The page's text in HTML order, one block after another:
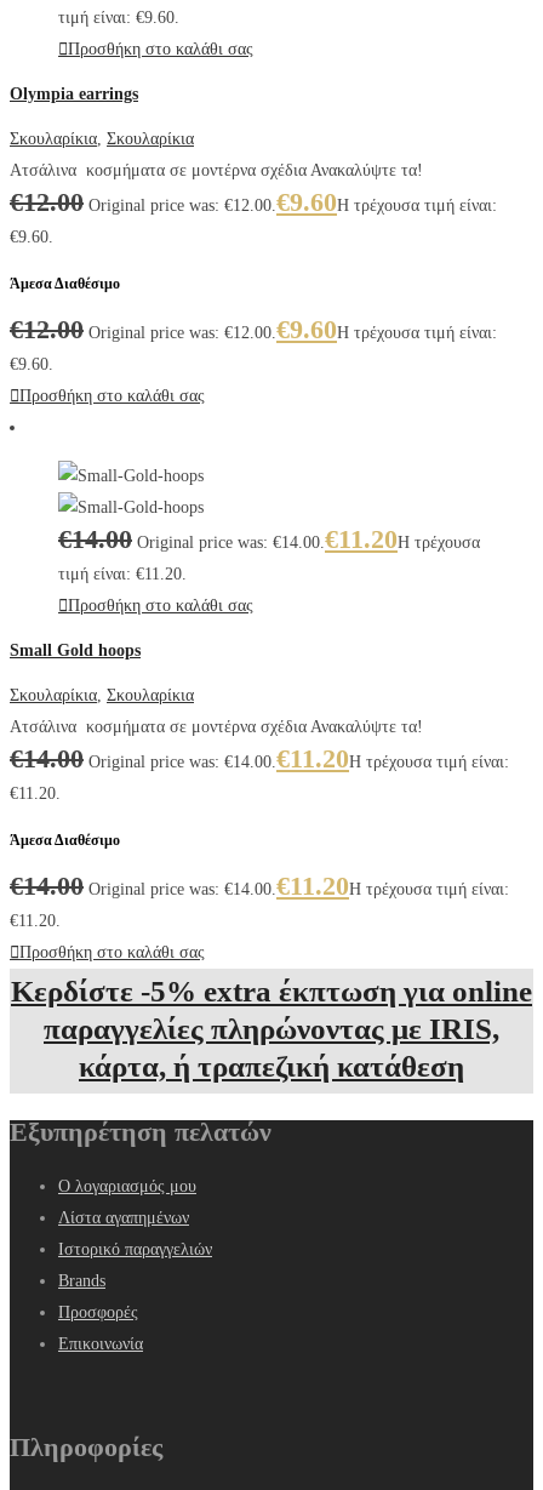
τιμή είναι: €9.60.
Προσθήκη στο καλάθι σας
Olympia earrings
Σκουλαρίκια, Σκουλαρίκια
Ατσάλινα κοσμήματα σε μοντέρνα σχέδια Ανακαλύψτε τα!
€12.00 Original price was: €12.00.€9.60Η τρέχουσα τιμή είναι:
€9.60.
Άμεσα Διαθέσιμο
€12.00 Original price was: €12.00.€9.60Η τρέχουσα τιμή είναι:
€9.60.
Προσθήκη στο καλάθι σας
€14.00 Original price was: €14.00.€11.20Η τρέχουσα
τιμή είναι: €11.20.
Προσθήκη στο καλάθι σας
Small Gold hoops
Σκουλαρίκια, Σκουλαρίκια
Ατσάλινα κοσμήματα σε μοντέρνα σχέδια Ανακαλύψτε τα!
€14.00 Original price was: €14.00.€11.20Η τρέχουσα τιμή είναι:
€11.20.
Άμεσα Διαθέσιμο
€14.00 Original price was: €14.00.€11.20Η τρέχουσα τιμή είναι:
€11.20.
Προσθήκη στο καλάθι σας
Κερδίστε -5% extra έκπτωση για online
παραγγελίες πληρώνοντας με IRIS,
κάρτα, ή τραπεζική κατάθεση
Εξυπηρέτηση πελατών
Ο λογαριασμός μου
Λίστα αγαπημένων
Ιστορικό παραγγελιών
Brands
Προσφορές
Επικοινωνία
Πληροφορίες